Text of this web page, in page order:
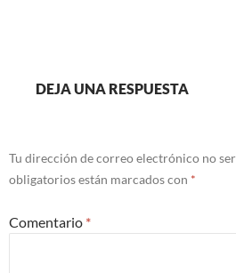
DEJA UNA RESPUESTA
Tu dirección de correo electrónico no
obligatorios están marcados con *
Comentario *